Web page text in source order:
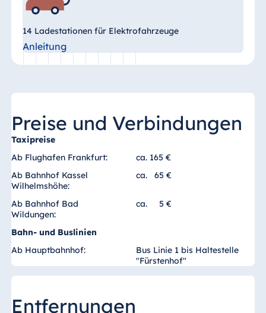
Hotel Würzburg
El Sheikh
Hotel Plaza
Tirana
Resort Marina
Bay
Hotel Paradise
14 Ladestationen für Elektrofahrzeuge
Anleitung
Preise und Verbindungen
Taxipreise
Ab Flughafen Frankfurt:
ca. 165 €
Ab Bahnhof Kassel
Wilhelmshöhe:
ca. 65 €
Ab Bahnhof Bad
Wildungen:
ca. 5 €
Bahn- und Buslinien
Ab Hauptbahnhof:
Bus Linie 1 bis Haltestelle
"Fürstenhof"
Entfernungen